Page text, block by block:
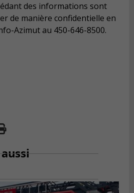
des informations sont
de manière confidentielle en
Azimut au 450-646-8500.